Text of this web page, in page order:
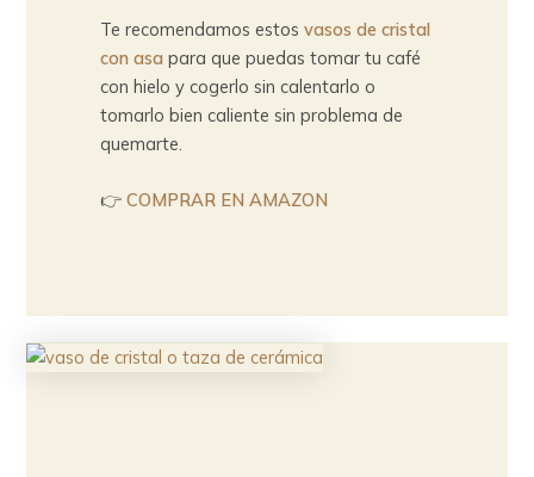
Te recomendamos estos vasos de cristal
con asapara que puedas tomar tu café
con hielo y cogerlo sin calentarlo o
tomarlo bien caliente sin problema de
quemarte.
👉 COMPRAR EN AMAZON